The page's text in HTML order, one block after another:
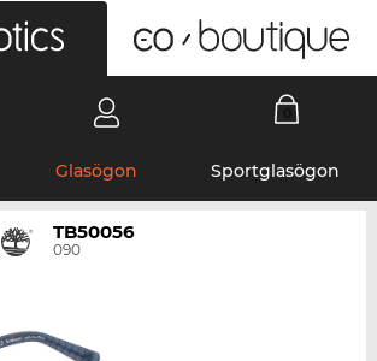
Glasögon Sportglasögon
TB50056
090